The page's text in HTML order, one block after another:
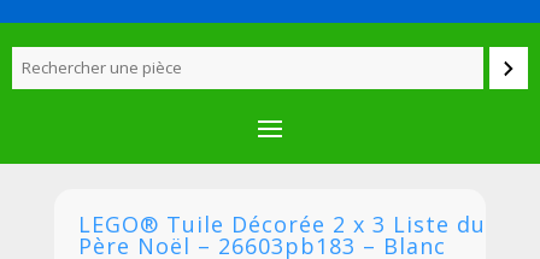
LEGO® Tuile Décorée 2 x 3 Liste du
Père Noël – 26603pb183 – Blanc